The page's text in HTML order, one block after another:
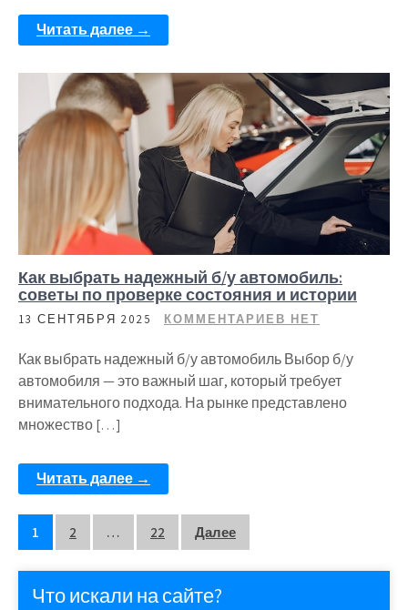
Читать далее →
Как выбрать надежный б/у автомобиль:
советы по проверке состояния и истории
13 СЕНТЯБРЯ 2025 КОММЕНТАРИЕВ НЕТ
Как выбрать надежный б/у автомобиль Выбор б/у
автомобиля — это важный шаг, который требует
внимательного подхода. На рынке представлено
множество […]
Читать далее →
Пагинация
записей
1 2 … 22 Далее
Что искали на сайте?